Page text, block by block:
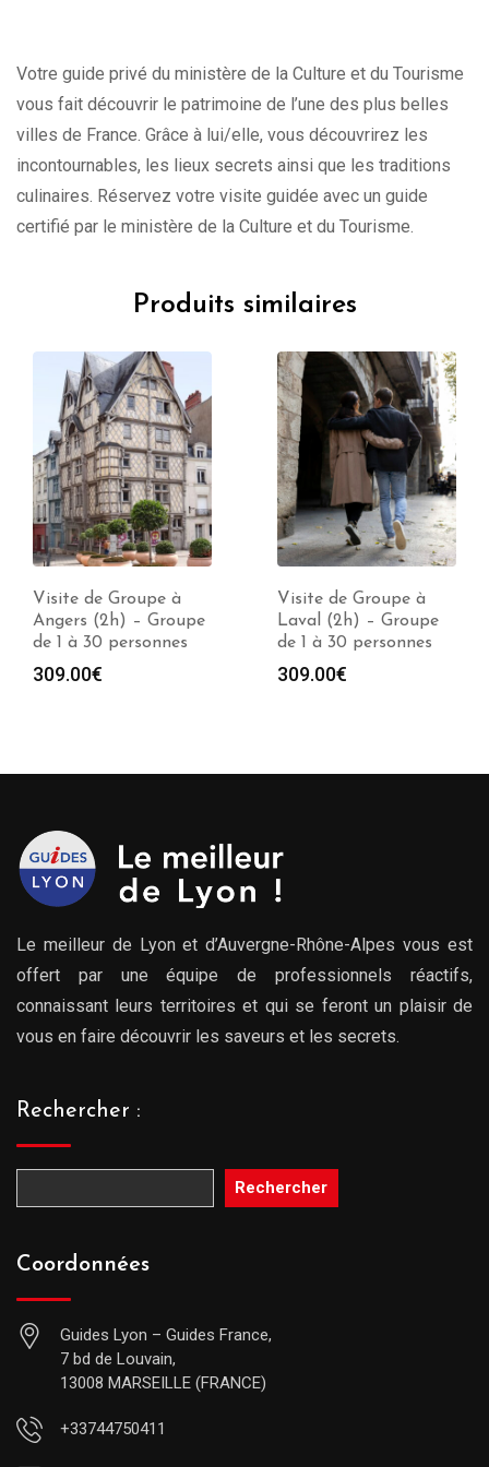
Votre guide privé du ministère de la Culture et du Tourisme
vous fait découvrir le patrimoine de l’une des plus belles
villes de France. Grâce à lui/elle, vous découvrirez les
incontournables, les lieux secrets ainsi que les traditions
culinaires. Réservez votre visite guidée avec un guide
certifié par le ministère de la Culture et du Tourisme.
Produits similaires
Visite de Groupe à
Angers (2h) – Groupe
de 1 à 30 personnes
309.00€
Visite de Groupe à
Laval (2h) – Groupe
de 1 à 30 personnes
309.00€
Le meilleur de Lyon et d’Auvergne-Rhône-Alpes vous est
offert par une équipe de professionnels réactifs,
connaissant leurs territoires et qui se feront un plaisir de
vous en faire découvrir les saveurs et les secrets.
Rechercher :
Rechercher
Coordonnées
Guides Lyon – Guides France,
7 bd de Louvain,
13008 MARSEILLE (FRANCE)
+33744750411